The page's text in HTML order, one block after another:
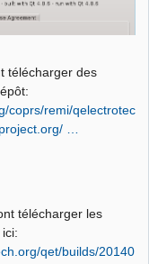
télécharger des
coprs/remi/qelectrotech/
…
télécharger les
qet/builds/